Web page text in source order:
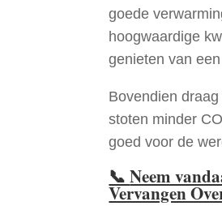
goede
hoogwaardige
genieten van
Bovendien
stoten minder
goed voor de
📞Neem
Vervangen